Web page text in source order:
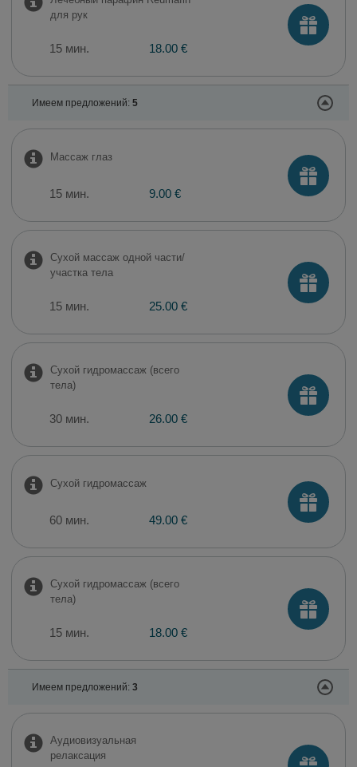
для рук
15 мин. 18.00 €
Имеем предложений: 5
Массаж глаз
15 мин. 9.00 €
Сухой массаж одной части/
участка тела
15 мин. 25.00 €
Сухой гидромассаж (всего
тела)
30 мин. 26.00 €
Сухой гидромассаж
60 мин. 49.00 €
Сухой гидромассаж (всего
тела)
15 мин. 18.00 €
Имеем предложений: 3
Аудиовизуальная
релаксация